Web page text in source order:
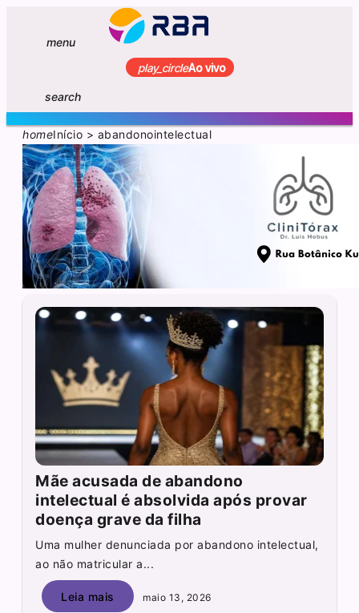
menu
play_circleAo vivo
search
homeInício > abandonointelectual
Mãe acusada de abandono
intelectual é absolvida após provar
doença grave da filha
Uma mulher denunciada por abandono intelectual,
ao não matricular a...
Leia mais maio 13, 2026